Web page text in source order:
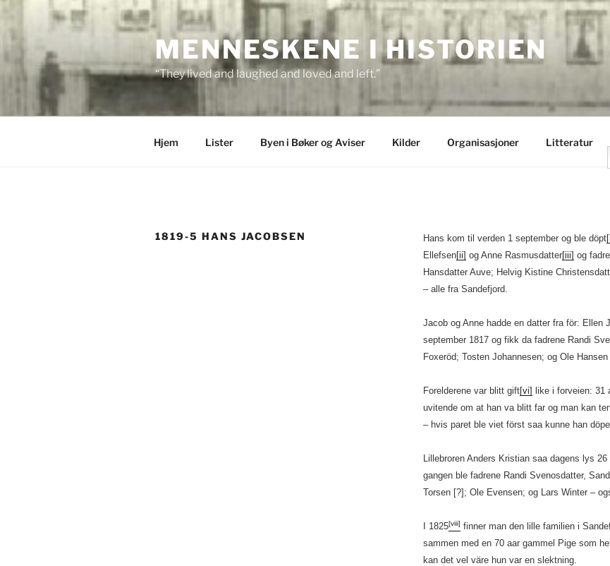
content
MENNESKENE I HISTORIEN
“They lived and laughed and loved and left.”
Hjem Lister Byen i Bøker og Aviser Kilder Organisasjoner
Litteratur
1819-5 HANS JACOBSEN Hans kom til verden 1 september og ble döpt
Ellefsen[ii] og Anne Rasmusdatter[iii] og
Hansdatter Auve; Helvig Kistine
– alle fra Sandefjord.
Jacob og Anne hadde en datter fra för: Ellen
september 1817 og fikk da fadrene Randi
Foxeröd; Tosten Johannesen; og Ole
Forelderene var blitt gift[vi] like i forveien: 31
uvitende om at han va blitt far og man kan
– hvis paret ble viet först saa kunne han
Lillebroren Anders Kristian saa dagens lys
gangen ble fadrene Randi Svenosdatter,
Torsen [?]; Ole Evensen; og Lars Winter –
I 1825[viii] finner man den lille familien i
sammen med en 70 aar gammel Pige som
kan det vel väre hun var en slektning.